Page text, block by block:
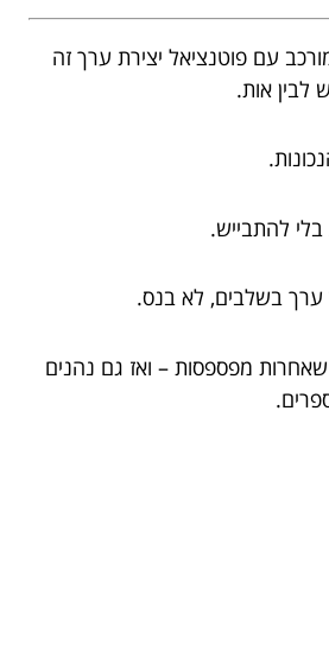
עם פוטנציאל יצירת ערך זה
לבין אות.
בלי להתבייש.
ערך בשלבים, לא בנס.
מפספסות – ואז גם נהנים